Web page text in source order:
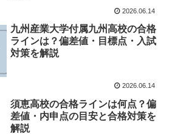
2026.06.14
九州産業大学付属九州高校の合格
ラインは？偏差値・目標点・入試
対策を解説
2026.06.14
須恵高校の合格ラインは何点？偏
差値・内申点の目安と合格対策を
解説